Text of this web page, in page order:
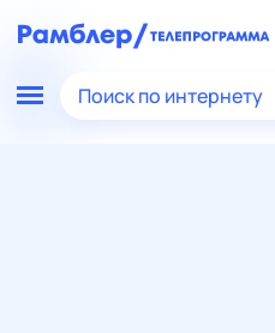
Поиск по интернету